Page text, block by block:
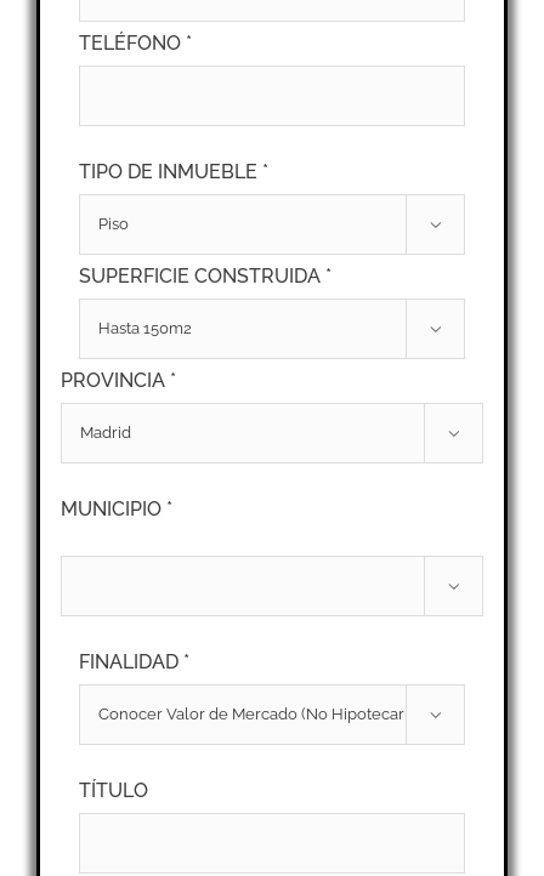
TELÉFONO *
TIPO DE INMUEBLE *

SUPERFICIE CONSTRUIDA *

PROVINCIA *

MUNICIPIO *

FINALIDAD *

TÍTULO